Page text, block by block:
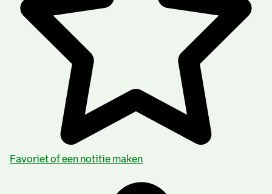
Favoriet of een notitie maken